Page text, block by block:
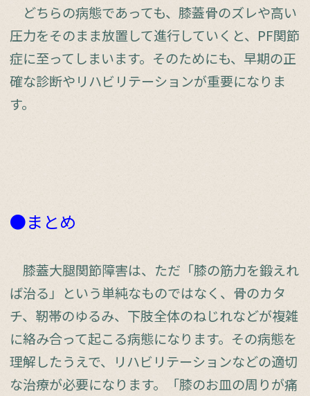
どちらの病態であっても、膝蓋骨のズレや高い
圧力をそのまま放置して進行していくと、PF関節
症に至ってしまいます。そのためにも、早期の正
確な診断やリハビリテーションが重要になりま
す。
●まとめ
膝蓋大腿関節障害は、ただ「膝の筋力を鍛えれ
ば治る」という単純なものではなく、骨のカタ
チ、靭帯のゆるみ、下肢全体のねじれなどが複雑
に絡み合って起こる病態になります。その病態を
理解したうえで、リハビリテーションなどの適切
な治療が必要になります。「膝のお皿の周りが痛